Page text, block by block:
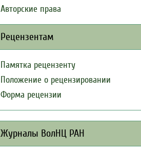
Авторские права
Рецензентам
Памятка рецензенту
Положение о рецензировании
Форма рецензии
Журналы ВолНЦ РАН